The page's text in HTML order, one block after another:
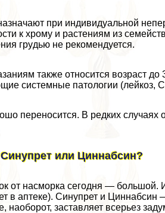
при индивидуальной
к хрому и растениям из
гpyдью не рекомендуется.
также относится возраст до
системные патологии (лейкоз,
переносится. В редких
или Циннабсин?
от насморка сегодня — большой.
в аптеке). Синупрет и Циннабсин
наоборот, заставляет всерьез